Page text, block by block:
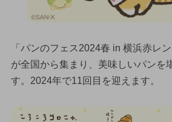
「パンのフェス2024春 in 横浜赤レ
が全国から集まり、美味しいパンを
す。2024年で11回目を迎えます。